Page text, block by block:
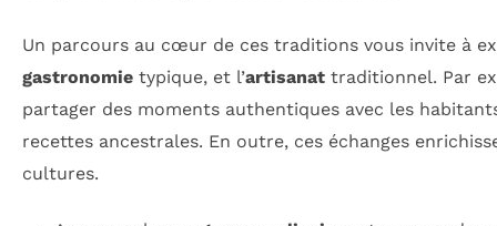
Un parcours au cœur de ces traditions vous invite à
gastronomie typique, et l’artisanat traditionnel. Par
partager des moments authentiques avec les
recettes ancestrales. En outre, ces échanges
cultures.